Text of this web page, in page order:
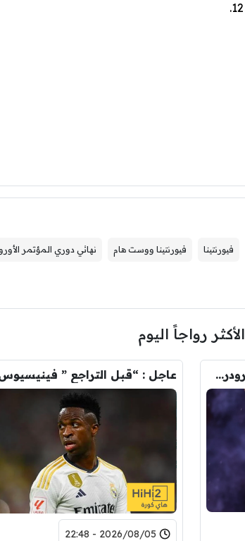
فيورنتينا فيورنتينا ووست هام نهائي دوري المؤتمر
الأكثر رواجاً اليوم
اشتعل الكلاسيكو خارج الملعب .. رغبة رودري تصدم ريال مدريد
2026/08/05 - 22:48